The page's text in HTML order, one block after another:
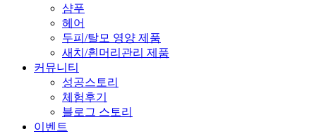
샴푸
헤어
두피/탈모 영양 제품
새치/흰머리관리 제품
커뮤니티
성공스토리
체험후기
블로그 스토리
이벤트